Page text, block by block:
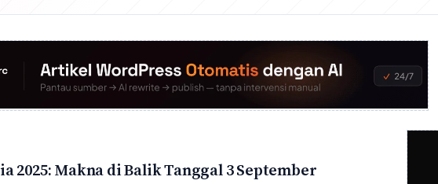
2025: Makna di Balik Tanggal 3 September